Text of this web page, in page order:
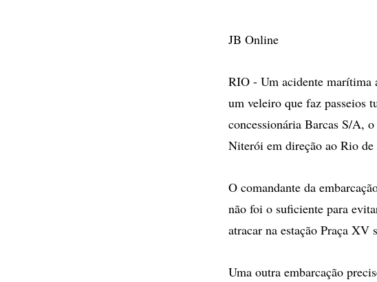
JB Online
RIO - Um acidente marítima
um veleiro que faz passeios
concessionária Barcas S/A,
Niterói em direção ao Rio de
O comandante da
não foi o suficiente para
atracar na estação Praça XV
Uma outra embarcação